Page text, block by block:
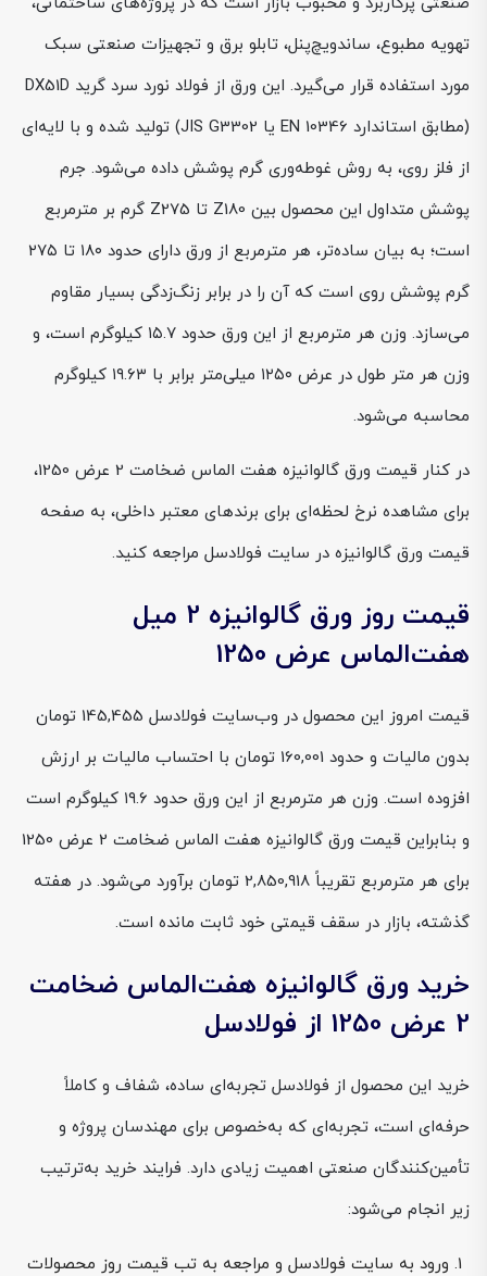
تهویه مطبوع، ساندویچ‌پنل، تابلو برق و تجهیزات صنعتی سبک
مورد استفاده قرار می‌گیرد. این ورق از فولاد نورد سرد گرید DX51D
(مطابق استاندارد EN 10346 یا JIS G3302) تولید شده و با لایه‌ای
از فلز روی، به روش غوطه‌وری گرم پوشش داده می‌شود. جرم
پوشش متداول این محصول بین Z180 تا Z275 گرم بر مترمربع
است؛ به بیان ساده‌تر، هر مترمربع از ورق دارای حدود ۱۸۰ تا ۲۷۵
گرم پوشش روی است که آن را در برابر زنگ‌زدگی بسیار مقاوم
می‌سازد. وزن هر مترمربع از این ورق حدود ۱۵.۷ کیلوگرم است، و
وزن هر متر طول در عرض ۱۲۵۰ میلی‌متر برابر با ۱۹.۶۳ کیلوگرم
محاسبه می‌شود.
در کنار قیمت ورق گالوانیزه هفت الماس ضخامت 2 عرض 1250،
برای مشاهده نرخ لحظه‌ای برای برندهای معتبر داخلی، به صفحه
قیمت ورق گالوانیزه در سایت فولادسل مراجعه کنید.
قیمت روز ورق گالوانیزه 2 میل
هفت‌الماس عرض 1250
قیمت امروز این محصول در وب‌سایت فولادسل 145,455 تومان
بدون مالیات و حدود 160,001 تومان با احتساب مالیات بر ارزش
افزوده است. وزن هر مترمربع از این ورق حدود ۱۹.۶ کیلوگرم است
و بنابراین قیمت ورق گالوانیزه هفت الماس ضخامت 2 عرض 1250
برای هر مترمربع تقریباً 2,850,918 تومان برآورد می‌شود. در هفته
گذشته، بازار در سقف قیمتی خود ثابت مانده است.
خرید ورق گالوانیزه هفت‌الماس ضخامت
2 عرض 1250 از فولادسل
خرید این محصول از فولادسل تجربه‌ای ساده، شفاف و کاملاً
حرفه‌ای است، تجربه‌ای که به‌خصوص برای مهندسان پروژه و
تأمین‌کنندگان صنعتی اهمیت زیادی دارد. فرایند خرید به‌ترتیب
زیر انجام می‌شود:
ورود به سایت فولادسل و مراجعه به تب قیمت روز محصولات